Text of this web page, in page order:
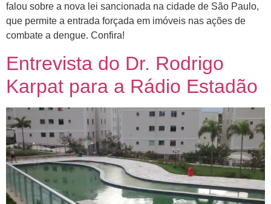
falou sobre a nova lei sancionada na cidade de São Paulo,
que permite a entrada forçada em imóveis nas ações de
combate a dengue. Confira!
Entrevista do Dr. Rodrigo
Karpat para a Rádio Estadão